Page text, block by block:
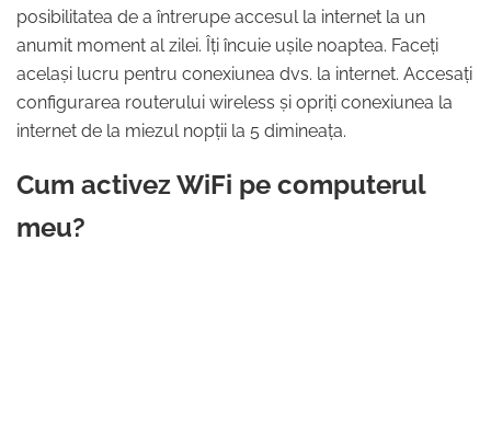
posibilitatea de a întrerupe accesul la internet la un
anumit moment al zilei. Îți încuie ușile noaptea. Faceți
același lucru pentru conexiunea dvs. la internet. Accesați
configurarea routerului wireless și opriți conexiunea la
internet de la miezul nopții la 5 dimineața.
Cum activez WiFi pe computerul
meu?